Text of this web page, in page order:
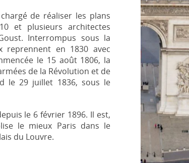
de réaliser les plans
et plusieurs architectes
Interrompus sous la
reprennent en 1830 avec
le 15 août 1806, la
de la Révolution et de
le 29 juillet 1836, sous le
le 6 février 1896. Il est,
le mieux Paris dans le
du Louvre.